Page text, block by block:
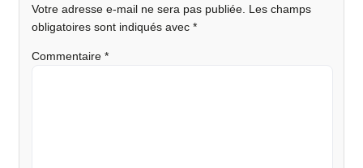
Votre adresse e-mail ne sera pas publiée. Les champs
obligatoires sont indiqués avec *
Commentaire *